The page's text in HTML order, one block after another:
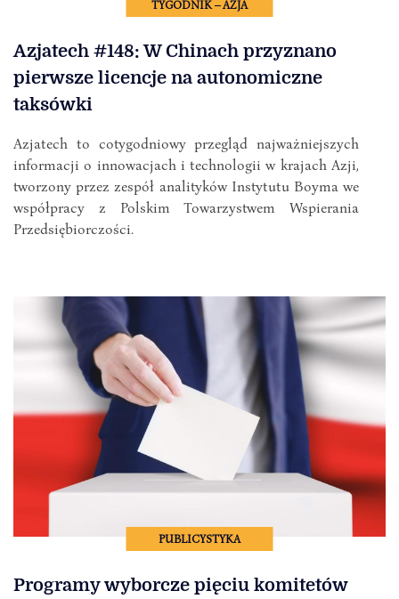
TYGODNIK – AZJA
Azjatech #148: W Chinach przyznano
pierwsze licencje na autonomiczne
taksówki
Azjatech to cotygodniowy przegląd najważniejszych
informacji o innowacjach i technologii w krajach Azji,
tworzony przez zespół analityków Instytutu Boyma we
współpracy z Polskim Towarzystwem Wspierania
Przedsiębiorczości.
PUBLICYSTYKA
Programy wyborcze pięciu komitetów